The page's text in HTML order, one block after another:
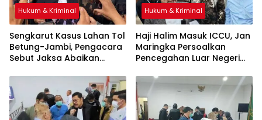
Hukum & Kriminal
Sengkarut Kasus Lahan Tol
Betung-Jambi, Pengacara
Sebut Jaksa Abaikan
PSN
Hukum & Kriminal
Haji Halim Masuk ICCU, Jan
Maringka Persoalkan
Pencegahan Luar Negeri